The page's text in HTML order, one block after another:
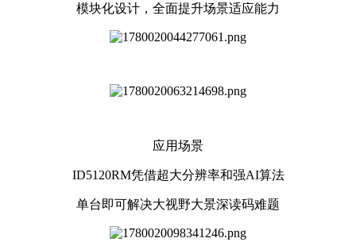
模块化设计，全面提升场景适应能力
应用场景
ID5120RM凭借超大分辨率和强AI算法
单台即可解决大视野大景深读码难题